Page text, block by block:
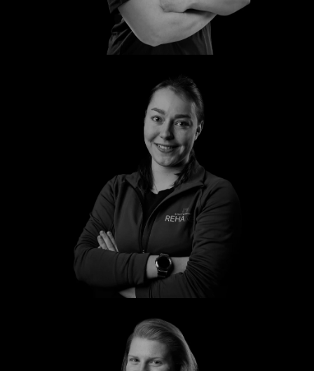
Mandy
Marie